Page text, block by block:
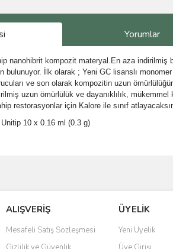
Yorumlar
nanohibrit kompozit materyal.En aza indirilmiş
bulunuyor. İlk olarak ; Yeni GC lisanslı
ve son olarak kompozitin uzun
uzun ömürlülük ve dayanıklılık,
restorasyonlar için Kalore ile sınıf
10 x 0.16 ml (0.3 g)
veya görüntülenemiyor.
bilgiler bulunuyor.
bulunuyor.
ALIŞVERİŞ
Mesafeli Satış Sözleşmesi
ÜYELİK
Yeni Üyelik